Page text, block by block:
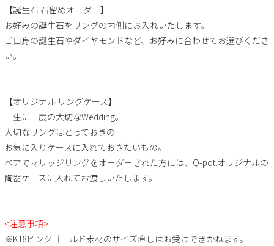
【誕生石 石留めオーダー】
お好みの誕生石をリングの内側にお入れいたします。
ご自身の誕生石やダイヤモンドなど、お好みに合わせてお選びくださ
い。
【オリジナル リングケース】
一生に一度の大切なWedding。
大切なリングはとっておきの
お気に入りケースに入れておきたいもの。
ペアでマリッジリングをオーダーされた方には、Q-pot.オリジナルの
陶器ケースに入れてお渡しいたします。
<注意事項>
※K18ピンクゴールド素材のサイズ直しはお受けできかねます。